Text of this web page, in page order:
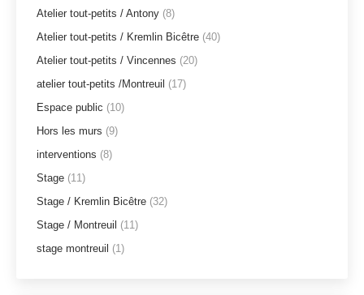
Atelier tout-petits / Antony (8)
Atelier tout-petits / Kremlin Bicêtre (40)
Atelier tout-petits / Vincennes (20)
atelier tout-petits /Montreuil (17)
Espace public (10)
Hors les murs (9)
interventions (8)
Stage (11)
Stage / Kremlin Bicêtre (32)
Stage / Montreuil (11)
stage montreuil (1)